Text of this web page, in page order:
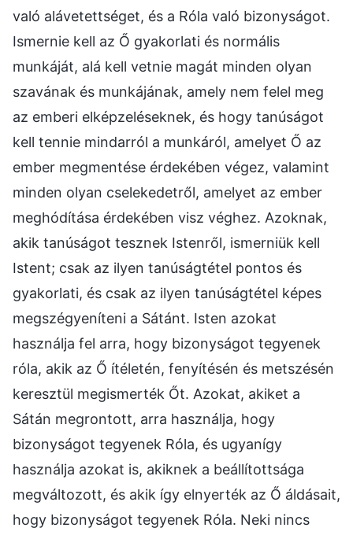
való alávetettséget, és a Róla való bizonyságot.
Ismernie kell az Ő gyakorlati és normális
munkáját, alá kell vetnie magát minden olyan
szavának és munkájának, amely nem felel meg
az emberi elképzeléseknek, és hogy tanúságot
kell tennie mindarról a munkáról, amelyet Ő az
ember megmentése érdekében végez, valamint
minden olyan cselekedetről, amelyet az ember
meghódítása érdekében visz véghez. Azoknak,
akik tanúságot tesznek Istenről, ismerniük kell
Istent; csak az ilyen tanúságtétel pontos és
gyakorlati, és csak az ilyen tanúságtétel képes
megszégyeníteni a Sátánt. Isten azokat
használja fel arra, hogy bizonyságot tegyenek
róla, akik az Ő ítéletén, fenyítésén és metszésén
keresztül megismerték Őt. Azokat, akiket a
Sátán megrontott, arra használja, hogy
bizonyságot tegyenek Róla, és ugyanígy
használja azokat is, akiknek a beállítottsága
megváltozott, és akik így elnyerték az Ő áldásait,
hogy bizonyságot tegyenek Róla. Neki nincs